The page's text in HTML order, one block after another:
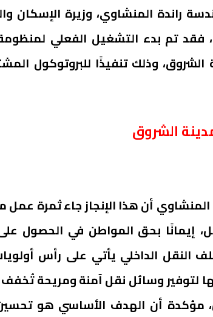
راندة المنشاوي، وزيرة الإسكان
فقد تم بدء التشغيل الفعلي
الشروق، وذلك تنفيذًا للبروتوكول
الشروق
أن هذا الإنجاز جاء ثمرة
إيمانًا بحق المواطن في الحصول
النقل الداخلي يأتي على رأس
لتوفير وسائل نقل آمنة ومريحة تُخفف
مؤكدة أن الهدف الأساسي هو